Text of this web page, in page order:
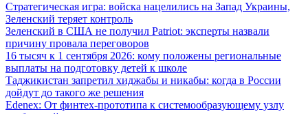
Стратегическая игра: войска нацелились на Запад Украины,
Зеленский теряет контроль
Зеленский в США не получил Patriot: эксперты назвали
причину провала переговоров
16 тысяч к 1 сентября 2026: кому положены региональные
выплаты на подготовку детей к школе
Таджикистан запретил хиджабы и никабы: когда в России
дойдут до такого же решения
Edenex: От финтех-прототипа к системообразующему узлу